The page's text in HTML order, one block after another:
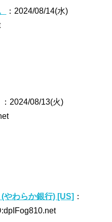
：2024/08/14(水)
：2024/08/13(火)
やわらか銀行) [US] ：